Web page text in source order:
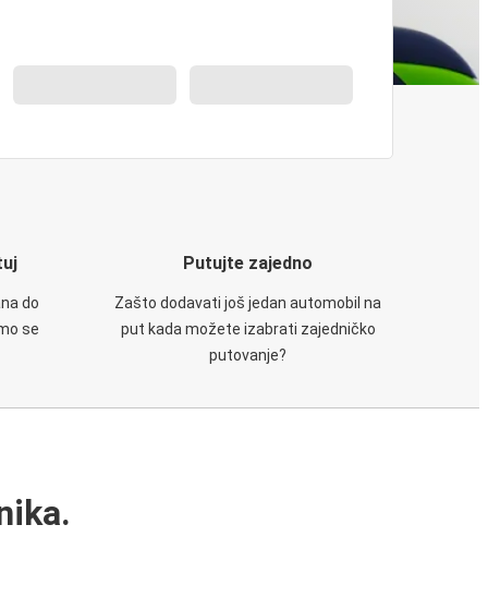
do
se
Putujte zajedno
Zašto dodavati još jedan automobil na
put kada možete izabrati zajedničko
putovanje?